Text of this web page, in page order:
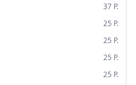
37 P.
25 P.
25 P.
25 P.
25 P.